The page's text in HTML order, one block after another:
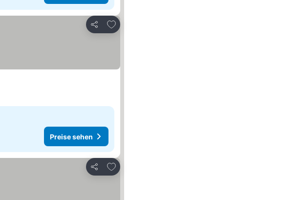
Teilen
Zu Favoriten hinzufügen
Preise sehen
Teilen
Zu Favoriten hinzufügen